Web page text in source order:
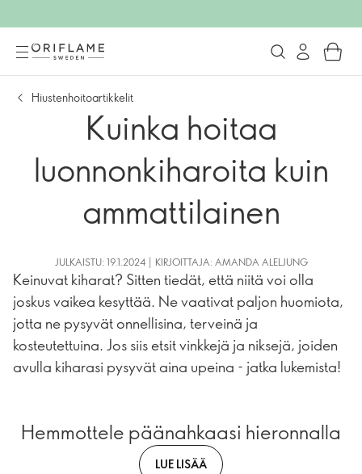
Hiustenhoitoartikkelit
Kuinka hoitaa
luonnonkiharoita kuin
ammattilainen
JULKAISTU: 19.1.2024 | KIRJOITTAJA: AMANDA ALELJUNG
Keinuvat kiharat? Sitten tiedät, että niitä voi olla
joskus vaikea kesyttää. Ne vaativat paljon huomiota,
jotta ne pysyvät onnellisina, terveinä ja
kosteutettuina. Jos siis etsit vinkkejä ja niksejä, joiden
avulla kiharasi pysyvät aina upeina - jatka lukemista!
Hemmottele päänahkaasi hieronnalla
LUE LISÄÄ